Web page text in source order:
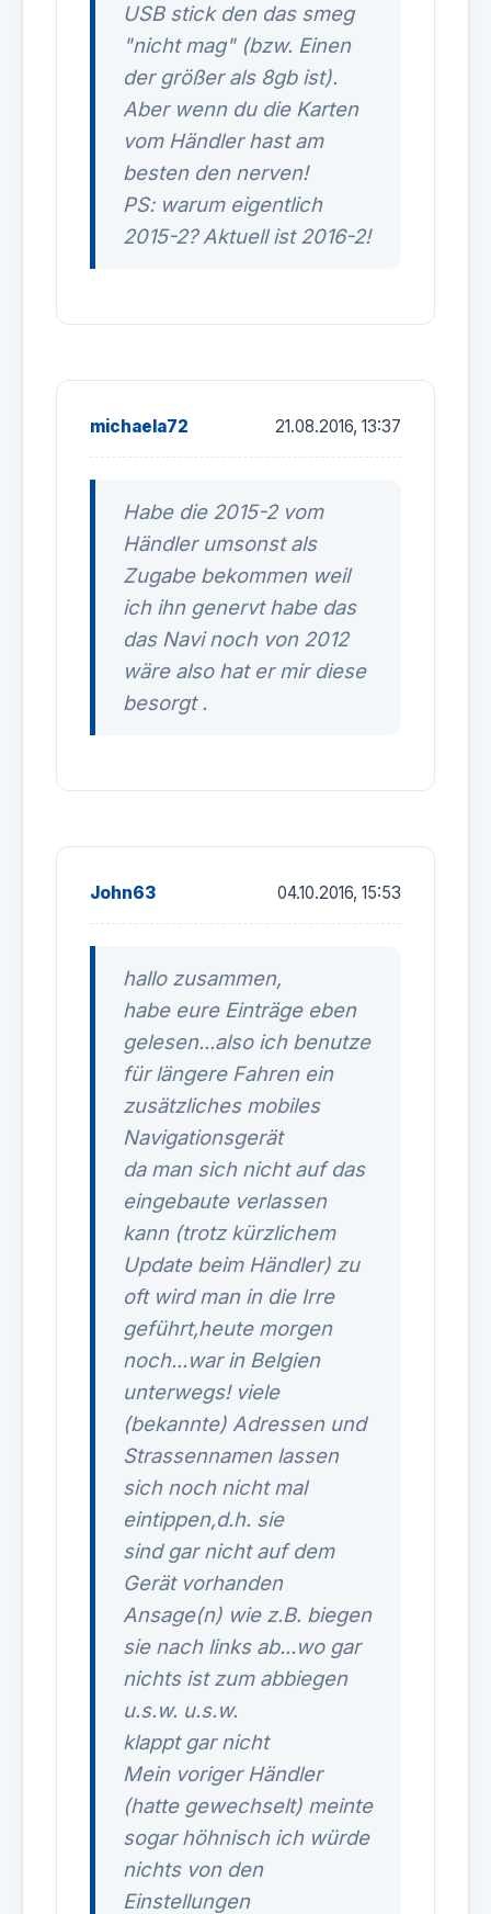
USB stick den das smeg
"nicht mag" (bzw. Einen
der größer als 8gb ist).
Aber wenn du die Karten
vom Händler hast am
besten den nerven!
PS: warum eigentlich
2015-2? Aktuell ist 2016-2!
michaela72 21.08.2016, 13:37
Habe die 2015-2 vom
Händler umsonst als
Zugabe bekommen weil
ich ihn genervt habe das
das Navi noch von 2012
wäre also hat er mir diese
besorgt .
John63 04.10.2016, 15:53
hallo zusammen,
habe eure Einträge eben
gelesen...also ich benutze
für längere Fahren ein
zusätzliches mobiles
Navigationsgerät
da man sich nicht auf das
eingebaute verlassen
kann (trotz kürzlichem
Update beim Händler) zu
oft wird man in die Irre
geführt,heute morgen
noch...war in Belgien
unterwegs! viele
(bekannte) Adressen und
Strassennamen lassen
sich noch nicht mal
eintippen,d.h. sie
sind gar nicht auf dem
Gerät vorhanden
Ansage(n) wie z.B. biegen
sie nach links ab...wo gar
nichts ist zum abbiegen
u.s.w. u.s.w.
klappt gar nicht
Mein voriger Händler
(hatte gewechselt) meinte
sogar höhnisch ich würde
nichts von den
Einstellungen